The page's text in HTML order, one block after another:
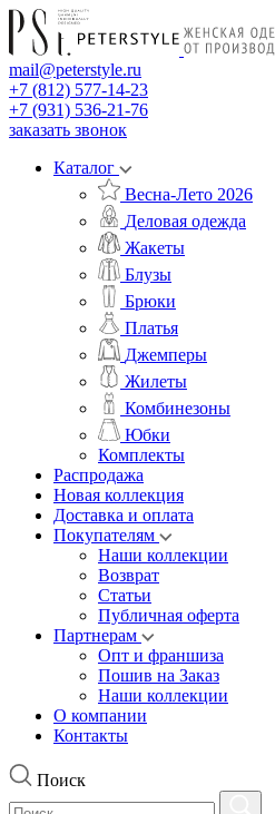
mail@peterstyle.ru
+7 (812) 577-14-23
+7 (931) 536-21-76
заказать звонок
Каталог
Весна-Лето 2026
Деловая одежда
Жакеты
Блузы
Брюки
Платья
Джемперы
Жилеты
Комбинезоны
Юбки
Комплекты
Распродажа
Новая коллекция
Доставка и оплата
Покупателям
Наши коллекции
Возврат
Статьи
Публичная оферта
Партнерам
Опт и франшиза
Пошив на Заказ
Наши коллекции
О компании
Контакты
Поиск